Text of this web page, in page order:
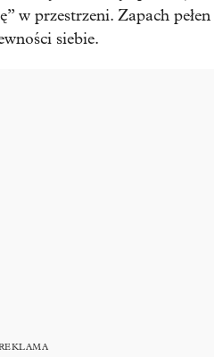
w przestrzeni. Zapach pełen
siebie.